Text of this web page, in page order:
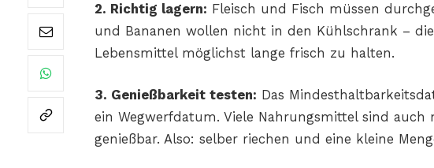
2. Richtig lagern: Fleisch und Fisch müssen
und Bananen wollen nicht in den Kühlschrank –
Lebensmittel möglichst lange frisch zu halten.
3. Genießbarkeit testen: Das
ein Wegwerfdatum. Viele Nahrungsmittel sind auch
genießbar. Also: selber riechen und eine kleine